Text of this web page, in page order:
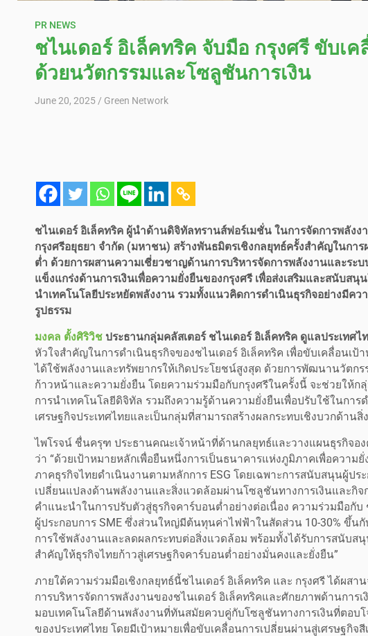
PR NEWS
ชไนเดอร์ อิเล็คทริค จับมือ กรุงศรี ขับเ
ด้วยนวัตกรรมและโซลูชันการเงิน
June 20, 2025 Green Network
ชไนเดอร์ อิเล็คทริค ผู้นำด้านดิจิทัลทรานส์ฟอร์เมชั่น ในการจัดการพลัง
กรุงศรีอยุธยา จำกัด (มหาชน) สร้างพันธมิตรเชิงกลยุทธ์ครั้งสำคัญในกา
ต่ำ ด้วยการผสานความเชี่ยวชาญด้านการบริหารจัดการพลังงานและระ
แข็งแกร่งด้านการเงินเพื่อความยั่งยืนของกรุงศรี เพื่อส่งเสริมและสนับสนุ
นำเทคโนโลยีประหยัดพลังงาน รวมทั้งแนวคิดการดำเนินธุรกิจอย่างมีค
รูปธรรม
มงคล ตั้งศิริวิช ประธานกลุ่มคลัสเตอร์ ชไนเดอร์ อิเล็คทริค ดูแลประเทศไ
หัวใจสำคัญในการดำเนินธุรกิจของชไนเดอร์ อิเล็คทริค เพื่อขับเคลื่อนเ
ได้ใช้พลังงานและทรัพยากรให้เกิดประโยชน์สูงสุด ด้วยการพัฒนานวัตก
ก้าวหน้าและความยั่งยืน โดยความร่วมมือกับกรุงศรีในครั้งนี้ จะช่วยให้ก
การนำเทคโนโลยีดิจิทัล รวมถึงความรู้ด้านความยั่งยืนเพื่อปรับใช้ในการ
เศรษฐกิจประเทศไทยและเป็นกลุ่มที่สามารถสร้างผลกระทบเชิงบวกด้านสิ่
ไพโรจน์ ชื่นครุฑ ประธานคณะเจ้าหน้าที่ด้านกลยุทธ์และวางแผนธุรกิจอ
ว่า “ด้วยเป้าหมายหลักเพื่อยืนหนึ่งการเป็นธนาคารแห่งภูมิภาคเพื่อความ
ภาคธุรกิจไทยดำเนินงานตามหลักการ ESG โดยเฉพาะการสนับสนุนผู้ปร
เปลี่ยนแปลงด้านพลังงานและสิ่งแวดล้อมผ่านโซลูชันทางการเงินและกิจ
คำแนะนำในการปรับตัวสู่ธุรกิจคาร์บอนต่ำอย่างต่อเนื่อง ความร่วมมือกับ
ผู้ประกอบการ SME ซึ่งส่วนใหญ่มีต้นทุนค่าไฟฟ้าในสัดส่วน 10-30% ขึ้นกั
การใช้พลังงานและลดผลกระทบต่อสิ่งแวดล้อม พร้อมทั้งได้รับการสนับส
สำคัญให้ธุรกิจไทยก้าวสู่เศรษฐกิจคาร์บอนต่ำอย่างมั่นคงและยั่งยืน”
ภายใต้ความร่วมมือเชิงกลยุทธ์นี้ชไนเดอร์ อิเล็คทริค และ กรุงศรี ได้ผส
การบริหารจัดการพลังงานของชไนเดอร์ อิเล็คทริคและศักยภาพด้านการ
มอบเทคโนโลยีด้านพลังงานที่ทันสมัยควบคู่กับโซลูชันทางการเงินที่ตอบ
ของประเทศไทย โดยมีเป้าหมายเพื่อขับเคลื่อนการเปลี่ยนผ่านสู่เศรษฐกิ